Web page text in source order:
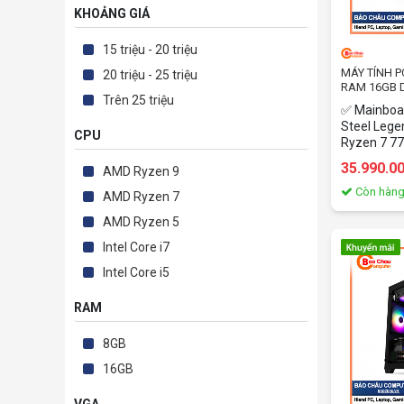
KHOẢNG GIÁ
15 triệu - 20 triệu
20 triệu - 25 triệu
Trên 25 triệu
CPU
AMD Ryzen 9
AMD Ryzen 7
AMD Ryzen 5
Intel Core i7
Intel Core i5
RAM
8GB
16GB
MÁY TÍNH
RAM 16GB
✅
Steel
Ryzen 7
Cache/
SSD
SAMA
✅Nguồn
NeoECO
Plus Gold,
màn hình
✅RAM
RGB
✅Tản
Deepcool
fan 12cm)
Còn hàng